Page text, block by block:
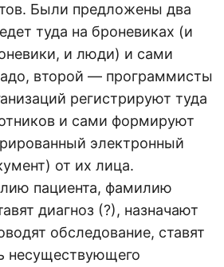
Были предложены два
туда на броневиках (и
и люди) и сами
второй — программисты
регистрируют туда
и сами формируют
электронный
от их лица.
пациента, фамилию
диагноз (?), назначают
обследование, ставят
несуществующего